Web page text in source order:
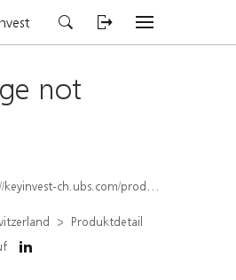
not
ch.ubs.com/produkt/detail/index/isin/CH1567424929
Produktdetail